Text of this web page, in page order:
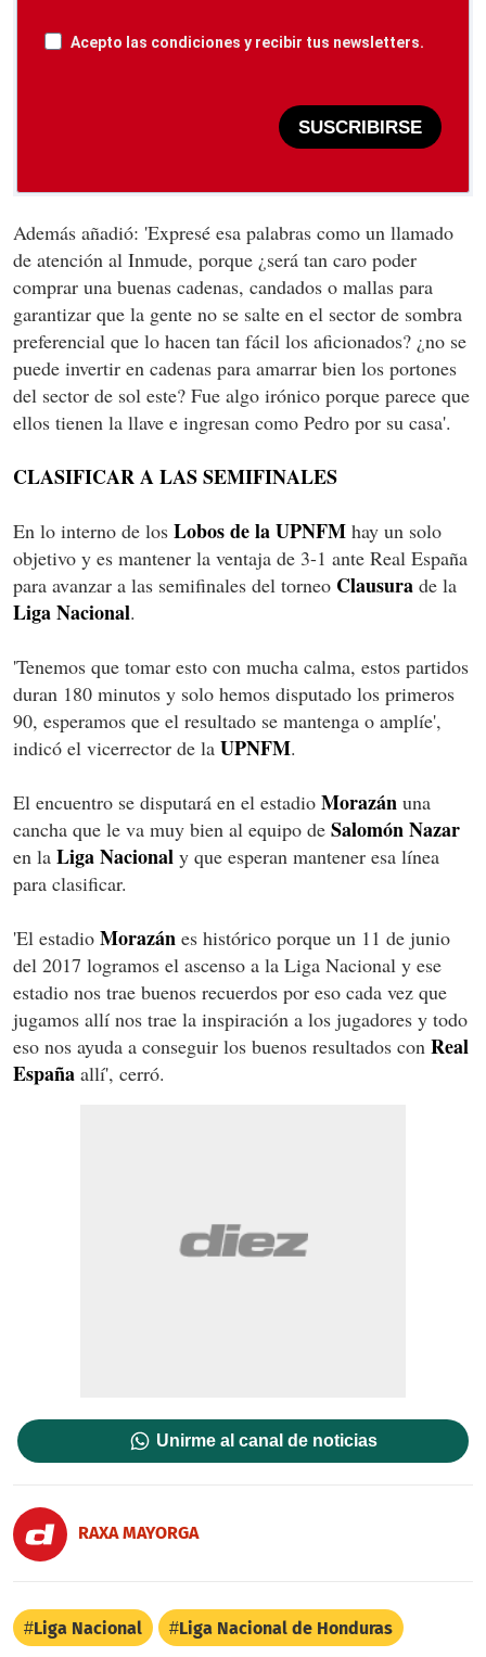
Acepto las condiciones y recibir tus newsletters.
SUSCRIBIRSE
Además añadió: 'Expresé esa palabras como un llamado
de atención al Inmude, porque ¿será tan caro poder
comprar una buenas cadenas, candados o mallas para
garantizar que la gente no se salte en el sector de sombra
preferencial que lo hacen tan fácil los aficionados? ¿no se
puede invertir en cadenas para amarrar bien los portones
del sector de sol este? Fue algo irónico porque parece que
ellos tienen la llave e ingresan como Pedro por su casa'.
CLASIFICAR A LAS SEMIFINALES
En lo interno de los Lobos de la UPNFM hay un solo
objetivo y es mantener la ventaja de 3-1 ante Real España
para avanzar a las semifinales del torneo Clausura de la
Liga Nacional.
'Tenemos que tomar esto con mucha calma, estos partidos
duran 180 minutos y solo hemos disputado los primeros
90, esperamos que el resultado se mantenga o amplíe',
indicó el vicerrector de la UPNFM.
El encuentro se disputará en el estadio Morazán una
cancha que le va muy bien al equipo de Salomón Nazar
en la Liga Nacional y que esperan mantener esa línea
para clasificar.
'El estadio Morazán es histórico porque un 11 de junio
del 2017 logramos el ascenso a la Liga Nacional y ese
estadio nos trae buenos recuerdos por eso cada vez que
jugamos allí nos trae la inspiración a los jugadores y todo
eso nos ayuda a conseguir los buenos resultados con Real
España allí', cerró.
Unirme al canal de noticias
RAXA MAYORGA
Liga Nacional Liga Nacional de Honduras